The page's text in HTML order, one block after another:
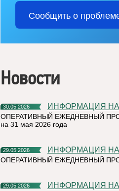
Сообщить о
Новости
30.05.2026 ИНФОРМАЦИЯ
ОПЕРАТИВНЫЙ ЕЖЕДНЕВНЫЙ
на 31 мая 2026 года
29.05.2026 ИНФОРМАЦИЯ
ОПЕРАТИВНЫЙ ЕЖЕДНЕВНЫЙ
29.05.2026 ИНФОРМАЦИЯ